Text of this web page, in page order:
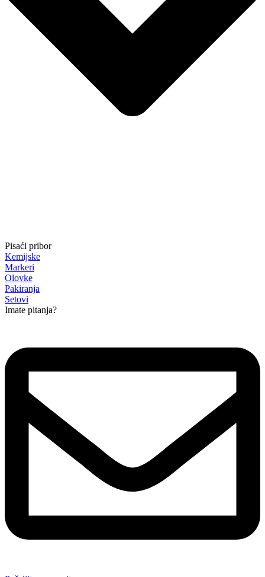
Pisaći pribor
Kemijske
Markeri
Olovke
Pakiranja
Setovi
Imate pitanja?